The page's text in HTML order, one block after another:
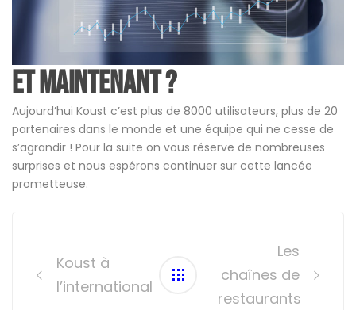
Et maintenant ?
Aujourd’hui Koust c’est plus de 8000 utilisateurs, plus de 20
partenaires dans le monde et une équipe qui ne cesse de
s’agrandir ! Pour la suite on vous réserve de nombreuses
surprises et nous espérons continuer sur cette lancée
prometteuse.
Koust à
l’international
Les
chaînes de
restaurants